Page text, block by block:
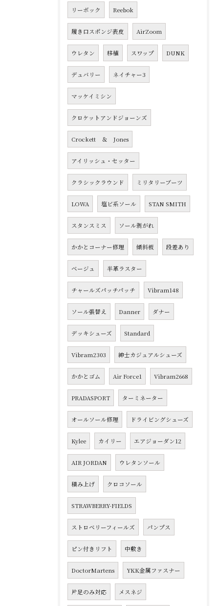
リーボック Reebok
履き口スポンジ表皮 AirZoom
ウレタン 移植 スワップ DUNK
デュバリー ネイチャー3
マッケイミシン
クロケットアンドジョーンズ
Crockett ＆ Jones
アイリッシュ・セッター
クラシックラウンド ミリタリーブーツ
LOWA 塩ビ系ソール STAN SMITH
スタンスミス ソール剥がれ
かかとコーナー修理 傾斜板 段差あり
ベージュ 半革ラスター
チャールズパッチパッチ Vibram148
ソール張替え Danner ダナー
デッキシューズ Standard
Vibram2303 紳士カジュアルシューズ
かかとゴム Air Force1 Vibram2668
PRADASPORT ターミネーター
オールソール修理 ドライビングシューズ
Kylee カイリー エアジョーダン12
AIR JORDAN ウレタンソール
積み上げ クロコソール
STRAWBERRY-FIELDS
ストロベリーフィールズ パンプス
ピン付きリフト 中敷き
DoctorMartens YKK金属ファスナー
片足のみ対応 メスネジ